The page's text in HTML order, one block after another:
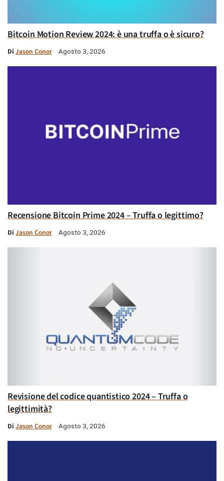
Bitcoin Motion Review 2024: è una truffa o è sicuro?
Di Jason Conor Agosto 3, 2026
Recensione Bitcoin Prime 2024 – Truffa o legittimo?
Di Jason Conor Agosto 3, 2026
Revisione del codice quantistico 2024 – Truffa o
legittimità?
Di Jason Conor Agosto 3, 2026